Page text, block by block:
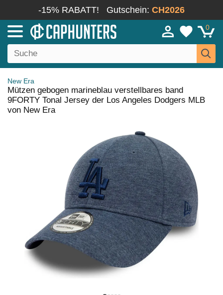
-15% RABATT! Gutschein: CH2026
0
New Era
Mützen gebogen marineblau verstellbares band
9FORTY Tonal Jersey der Los Angeles Dodgers MLB
von New Era